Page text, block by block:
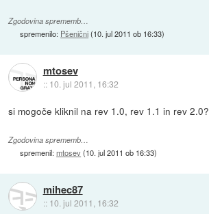
Zgodovina sprememb…
spremenilo: Pšenični(10. jul 2011 ob 16:33)
mtosev
:: 10. jul 2011, 16:32
si mogoče kliknil na rev 1.0, rev 1.1 in rev 2.0?
Zgodovina sprememb…
spremenil:mtosev(10. jul 2011 ob 16:33)
mihec87
:: 10. jul 2011, 16:32